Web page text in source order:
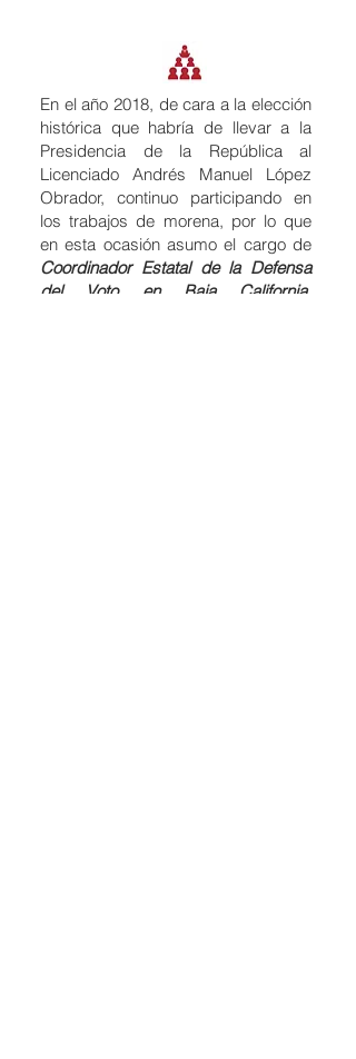
En el año 2018, de cara a la elección
histórica que habría de llevar a la
Presidencia de la República al
Licenciado Andrés Manuel López
Obrador, continuo participando en
los trabajos de morena, por lo que
en esta ocasión asumo el cargo de
Coordinador Estatal de la Defensa
del Voto en Baja California,